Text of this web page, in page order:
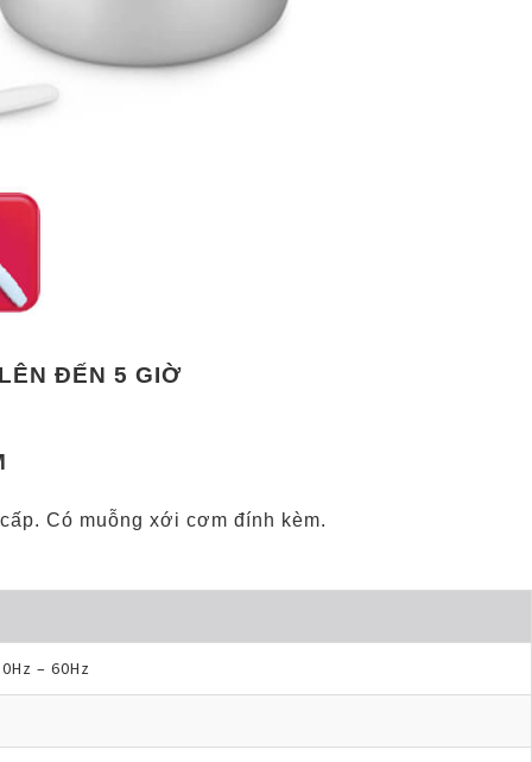
ĐẾN 5 GIỜ
Có muỗng xới cơm đính kèm.
– 60Hz